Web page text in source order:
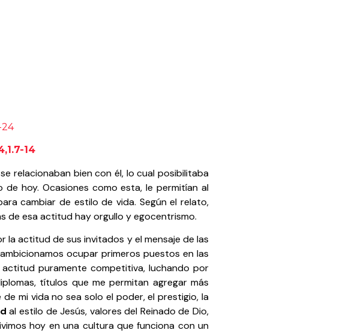
24
14
relacionaban bien con él, lo cual posibilitaba
hoy. Ocasiones como esta, le permitían al
cambiar de estilo de vida. Según el relato,
de esa actitud hay orgullo y egocentrismo.
actitud de sus invitados y el mensaje de las
ocupar primeros puestos en las
puramente competitiva, luchando por
títulos que me permitan agregar más
mi vida no sea solo el poder, el prestigio, la
al estilo de Jesús, valores del Reinado de Dio,
hoy en una cultura que funciona con un